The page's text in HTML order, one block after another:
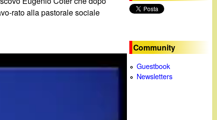
c
rato alla pastorale sociale
Community
Guestbook
Newsletters